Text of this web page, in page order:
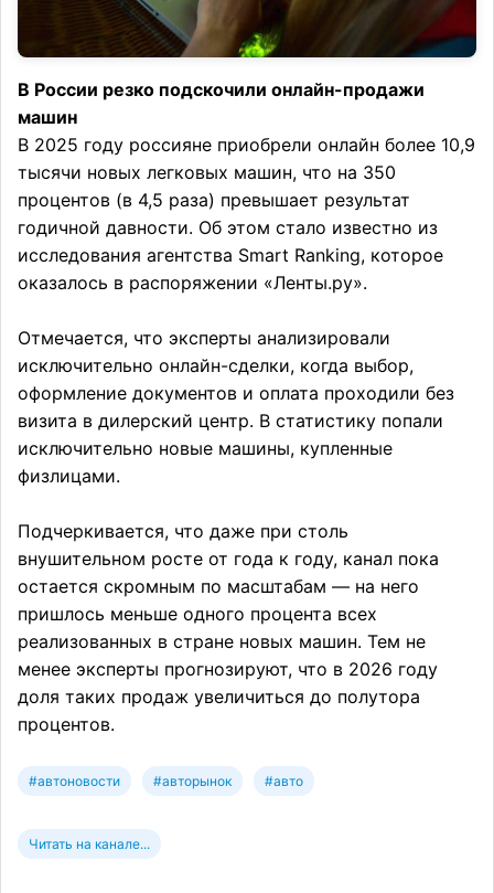
В России резко подскочили онлайн-продажи
машин
В 2025 году россияне приобрели онлайн более 10,9
тысячи новых легковых машин, что на 350
процентов (в 4,5 раза) превышает результат
годичной давности. Об этом стало известно из
исследования агентства Smart Ranking, которое
оказалось в распоряжении «Ленты.ру».
Отмечается, что эксперты анализировали
исключительно онлайн-сделки, когда выбор,
оформление документов и оплата проходили без
визита в дилерский центр. В статистику попали
исключительно новые машины, купленные
физлицами.
Подчеркивается, что даже при столь
внушительном росте от года к году, канал пока
остается скромным по масштабам — на него
пришлось меньше одного процента всех
реализованных в стране новых машин. Тем не
менее эксперты прогнозируют, что в 2026 году
доля таких продаж увеличиться до полутора
процентов.
#автоновости #авторынок #авто
Читать на канале...